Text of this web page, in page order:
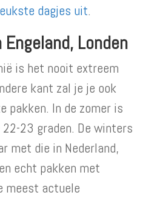
dagjes uit.
Londen
is het nooit extreem
kant zal je je ook
pakken. In de zomer is
23 graden. De winters
met die in Nederland,
echt pakken met
meest actuele